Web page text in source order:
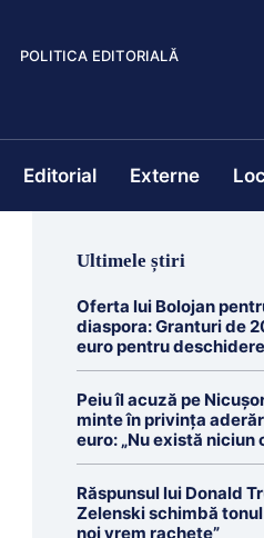
POLITICA EDITORIALĂ
Editorial Externe
Ultimele știri
Oferta lui Bolojan
diaspora: Granturi de
euro pentru
Peiu îl acuză pe
minte în privința
euro: „Nu există niciun
Răspunsul lui Donald
Zelenski schimbă
noi vrem rachete”